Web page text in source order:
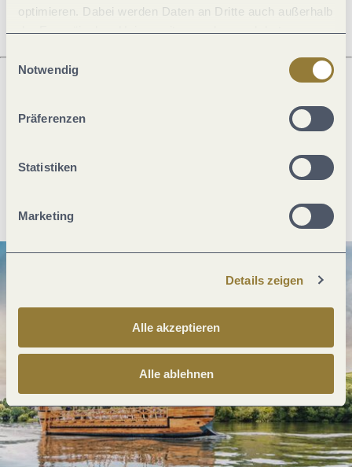
optimieren. Dabei werden Daten an Dritte auch außerhalb
der Europäischen Union weitergegeben und dort
jederzeit widerrufen werden. Mit der Auswahl "Alle
ablehnen" kann es zu Beeinträchtigungen in der Nutzung
Einwilligungsauswahl
Notwendig
Präferenzen
Statistiken
Marketing
Details zeigen
Alle akzeptieren
Alle ablehnen